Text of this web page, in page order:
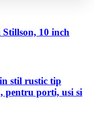
10 inch
stil rustic tip
pentru porti, usi si